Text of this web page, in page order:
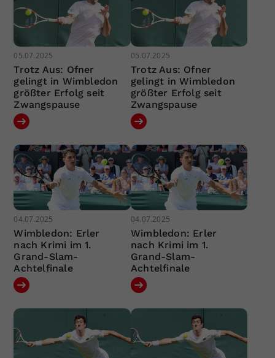
05.07.2025
Trotz Aus: Ofner
gelingt in Wimbledon
größter Erfolg seit
Zwangspause
05.07.2025
Trotz Aus: Ofner
gelingt in Wimbledon
größter Erfolg seit
Zwangspause
04.07.2025
Wimbledon: Erler
nach Krimi im 1.
Grand-Slam-
Achtelfinale
04.07.2025
Wimbledon: Erler
nach Krimi im 1.
Grand-Slam-
Achtelfinale